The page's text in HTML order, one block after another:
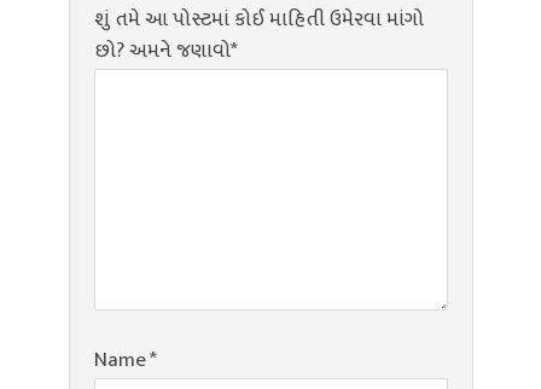
શું તમે આ પોસ્ટમાં કોઈ માહિતી ઉમેરવા માંગો
છો? અમને જણાવો*
Name*